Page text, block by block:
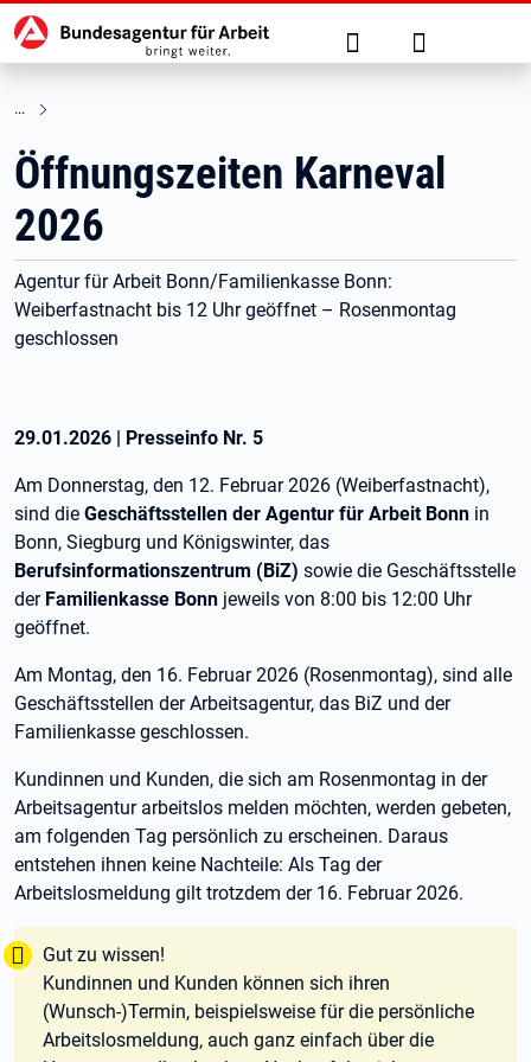
zu den Hauptinhalten springen
Hauptnavigation Suche Anmelden
Öffnungszeiten Karneval
2026
Agentur für Arbeit Bonn/Familienkasse Bonn:
Weiberfastnacht bis 12 Uhr geöffnet – Rosenmontag
geschlossen
29.01.2026 | Presseinfo Nr. 5
Am Donnerstag, den 12. Februar 2026 (Weiberfastnacht),
sind die Geschäftsstellen der Agentur für Arbeit Bonn in
Bonn, Siegburg und Königswinter, das
Berufsinformationszentrum (BiZ) sowie die Geschäftsstelle
der Familienkasse Bonn jeweils von 8:00 bis 12:00 Uhr
geöffnet.
Am Montag, den 16. Februar 2026 (Rosenmontag), sind alle
Geschäftsstellen der Arbeitsagentur, das BiZ und der
Familienkasse geschlossen.
Kundinnen und Kunden, die sich am Rosenmontag in der
Arbeitsagentur arbeitslos melden möchten, werden gebeten,
am folgenden Tag persönlich zu erscheinen. Daraus
entstehen ihnen keine Nachteile: Als Tag der
Arbeitslosmeldung gilt trotzdem der 16. Februar 2026.
Tipp:
Gut zu wissen!
Kundinnen und Kunden können sich ihren
(Wunsch-)Termin, beispielsweise für die persönliche
Arbeitslosmeldung, auch ganz einfach über die